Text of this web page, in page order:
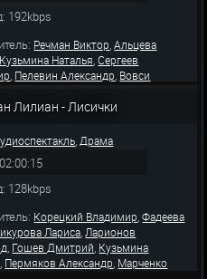
192kbps
Речман Виктор,Альцева
Кузьмина Наталья,Сергеев
, Пелевин Александр, Вовси
,Ульянов Б.
Лилиан - Лисички
,Драма
128kbps
Корецкий Владимир,Фадеева
Лариса,Ларионов
, Гошев Дмитрий, Кузьмина
, Пермяков Александр, Марченко